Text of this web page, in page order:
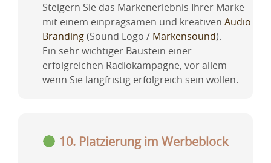
Steigern Sie das Markenerlebnis Ihrer Marke
mit einem einprägsamen und kreativen Audio
Branding(Sound Logo / Markensound).
Ein sehr wichtiger Baustein einer
erfolgreichen Radiokampagne, vor allem
wenn Sie langfristig erfolgreich sein wollen.
10. Platzierung im Werbeblock